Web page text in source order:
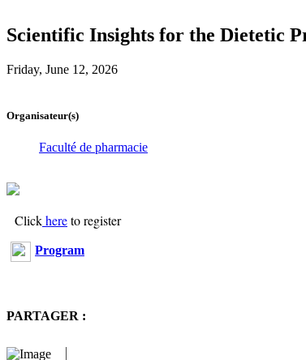
Scientific Insights for the Dietetic
Friday, June 12, 2026
Organisateur(s)
Faculté de pharmacie
Clickhereto register
Program
PARTAGER :